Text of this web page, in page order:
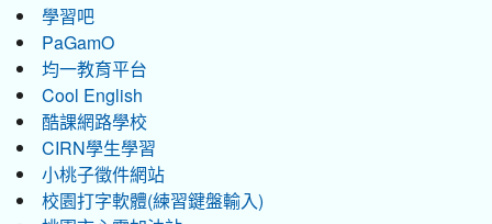
學習吧
PaGamO
均一教育平台
Cool English
酷課網路學校
CIRN學生學習
小桃子徵件網站
校園打字軟體(練習鍵盤輸入)